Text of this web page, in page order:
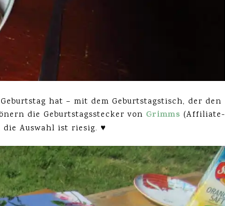
hat – mit dem Geburtstagstisch, der den
die Geburtstagsstecker von Grimms (Affiliate-
Auswahl ist riesig. ♥